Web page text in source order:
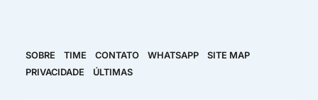
SOBRE TIME CONTATO WHATSAPP
SITE MAP
PRIVACIDADE
ÚLTIMAS